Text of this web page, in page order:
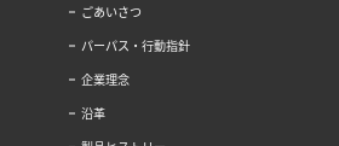
ごあいさつ
パーパス・行動指針
企業理念
沿革